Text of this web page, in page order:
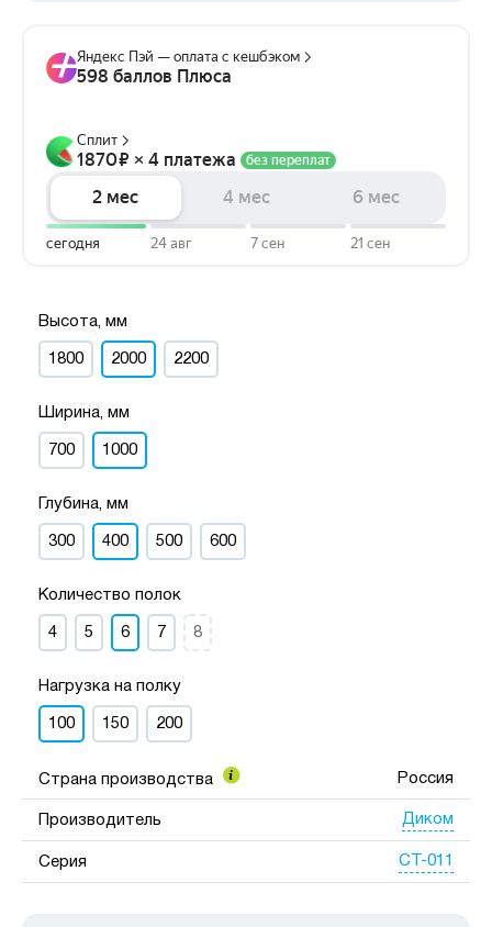
Высота, мм
1800 2000 2200
Ширина, мм
700 1000
Глубина, мм
300 400 500 600
Количество полок
4 5 6 7 8
Нагрузка на полку
100 150 200
Страна производства Россия
Производитель Диком
Серия СТ-011